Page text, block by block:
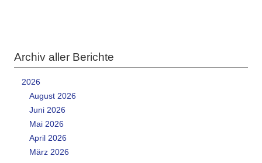
Archiv aller Berichte
2026
August 2026
Juni 2026
Mai 2026
April 2026
März 2026